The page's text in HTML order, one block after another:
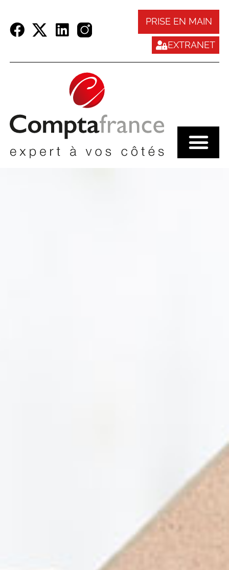
PRISE EN MAIN
EXTRANET